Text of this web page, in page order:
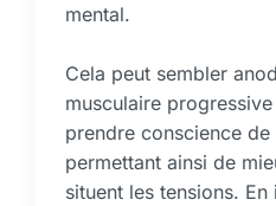
mental.
Cela peut sembler
musculaire
prendre conscience
permettant ainsi de
situent les tensions.